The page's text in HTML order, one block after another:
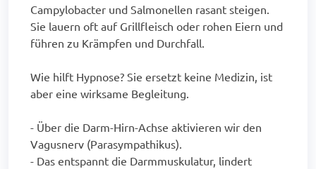
Campylobacter und Salmonellen rasant steigen.
Sie lauern oft auf Grillfleisch oder rohen Eiern und
führen zu Krämpfen und Durchfall.
Wie hilft Hypnose? Sie ersetzt keine Medizin, ist
aber eine wirksame Begleitung.
- Über die Darm-Hirn-Achse aktivieren wir den
Vagusnerv (Parasympathikus).
- Das entspannt die Darmmuskulatur, lindert